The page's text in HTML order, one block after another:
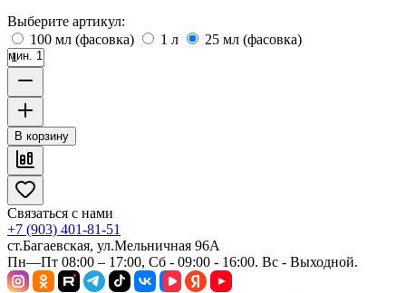
Выберите артикул:
100 мл (фасовка)
1 л 25 мл (фасовка)
мин. 1
В корзину
Связаться с нами
+7 (903) 401-81-51
ст.Багаевская, ул.Мельничная 96А
Пн—Пт 08:00 – 17:00, Сб - 09:00 - 16:00. Вс - Выходной.